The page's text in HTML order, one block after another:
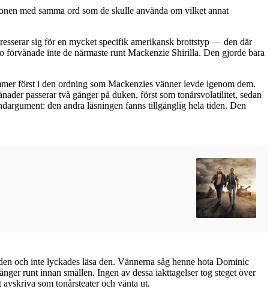
med samma ord som de skulle använda om vilket annat
sig för en mycket specifik amerikansk brottstyp — den där
inte de närmaste runt Mackenzie Shirilla. Den gjorde bara
först i den ordning som Mackenzies vänner levde igenom dem.
passerar två gånger på duken, först som tonårsvolatilitet, sedan
den andra läsningen fanns tillgänglig hela tiden. Den
och inte lyckades läsa den. Vännerna såg henne hota Dominic
runt innan smällen. Ingen av dessa iakttagelser tog steget över
som tonårsteater och vänta ut.